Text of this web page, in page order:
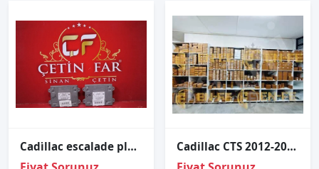
Cadi̇llac escalade plati̇num far beyni̇ sökme 2007-2014 749 756-00 ac Cadillac CTS 2012-2017 Xenon Far Beyni 89024736